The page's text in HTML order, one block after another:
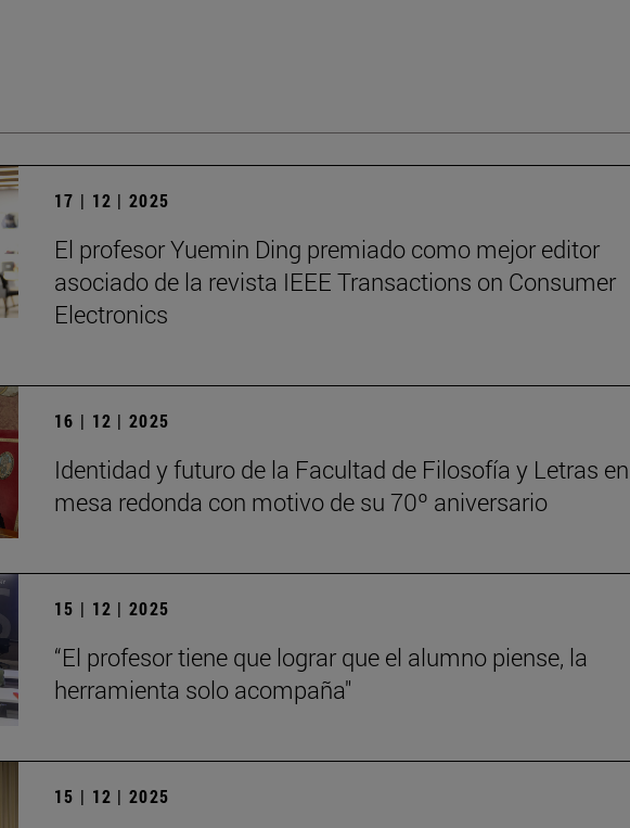
17 | 12 | 2025
El profesor Yuemin Ding premiado como mejor editor
asociado de la revista IEEE Transactions on Consumer
Electronics
16 | 12 | 2025
Identidad y futuro de la Facultad de Filosofía y Letras
mesa redonda con motivo de su 70º aniversario
15 | 12 | 2025
“El profesor tiene que lograr que el alumno piense, la
herramienta solo acompaña"
15 | 12 | 2025